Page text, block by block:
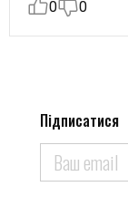
0 0
Підписатися